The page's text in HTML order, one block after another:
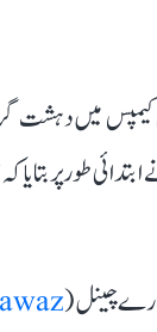
میں دہشت گرد
طور پر
چینل (